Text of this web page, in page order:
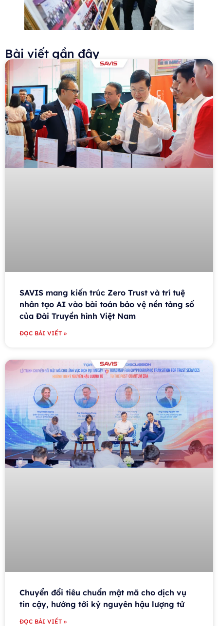
Bài viết gần đây
SAVIS mang kiến trúc Zero Trust và trí tuệ
nhân tạo AI vào bài toán bảo vệ nền tảng số
của Đài Truyền hình Việt Nam
ĐỌC BÀI VIẾT »
Chuyển đổi tiêu chuẩn mật mã cho dịch vụ
tin cậy, hướng tới kỷ nguyên hậu lượng tử
ĐỌC BÀI VIẾT »